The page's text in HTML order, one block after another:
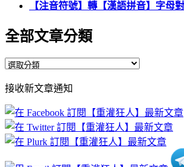
【注音符號】轉【漢語拼音】字母
全部文章分類
全
文
章
分
類
接收新文章通知